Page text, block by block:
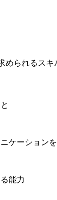
られるスキ
ケーション
能力